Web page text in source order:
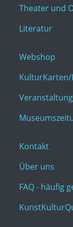
Theater und
Literatur
Webshop
Kontakt
Über uns
FAQ - häufig